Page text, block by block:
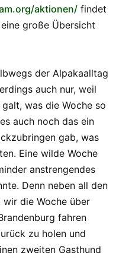
aktionen/ findet
große Übersicht
der Alpakaalltag
auch nur, weil
was die Woche so
auch noch das ein
gab, was
Eine wilde Woche
anstrengendes
Denn neben all den
wir die Woche über
fahren
zu holen und
zweiten Gasthund